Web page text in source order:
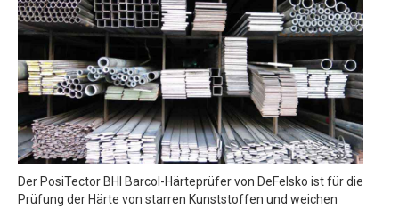
Der PosiTector BHI Barcol-Härteprüfer von DeFelsko ist für die
Prüfung der Härte von starren Kunststoffen und weichen